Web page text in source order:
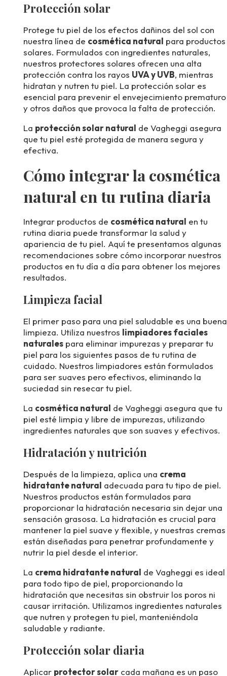
Protección solar
Protege tu piel de los efectos dañinos del sol con
nuestra línea de cosmética natural para productos
solares. Formulados con ingredientes naturales,
nuestros protectores solares ofrecen una alta
protección contra los rayos UVA y UVB, mientras
hidratan y nutren tu piel. La protección solar es
esencial para prevenir el envejecimiento prematuro
y otros daños que provoca la falta de protección.
La protección solar natural de Vagheggi asegura
que tu piel esté protegida de manera segura y
efectiva.
Cómo integrar la cosmética
natural en tu rutina diaria
Integrar productos de cosmética natural en tu
rutina diaria puede transformar la salud y
apariencia de tu piel. Aquí te presentamos algunas
recomendaciones sobre cómo incorporar nuestros
productos en tu día a día para obtener los mejores
resultados.
Limpieza facial
El primer paso para una piel saludable es una buena
limpieza. Utiliza nuestros limpiadores faciales
naturales para eliminar impurezas y preparar tu
piel para los siguientes pasos de tu rutina de
cuidado. Nuestros limpiadores están formulados
para ser suaves pero efectivos, eliminando la
suciedad sin resecar tu piel.
La cosmética natural de Vagheggi asegura que tu
piel esté limpia y libre de impurezas, utilizando
ingredientes naturales que son suaves y efectivos.
Hidratación y nutrición
Después de la limpieza, aplica una crema
hidratante natural adecuada para tu tipo de piel.
Nuestros productos están formulados para
proporcionar la hidratación necesaria sin dejar una
sensación grasosa. La hidratación es crucial para
mantener la piel suave y flexible, y nuestras cremas
están diseñadas para penetrar profundamente y
nutrir la piel desde el interior.
La crema hidratante natural de Vagheggi es ideal
para todo tipo de piel, proporcionando la
hidratación que necesitas sin obstruir los poros ni
causar irritación. Utilizamos ingredientes naturales
que nutren y protegen tu piel, manteniéndola
saludable y radiante.
Protección solar diaria
Aplicar protector solar cada mañana es un paso